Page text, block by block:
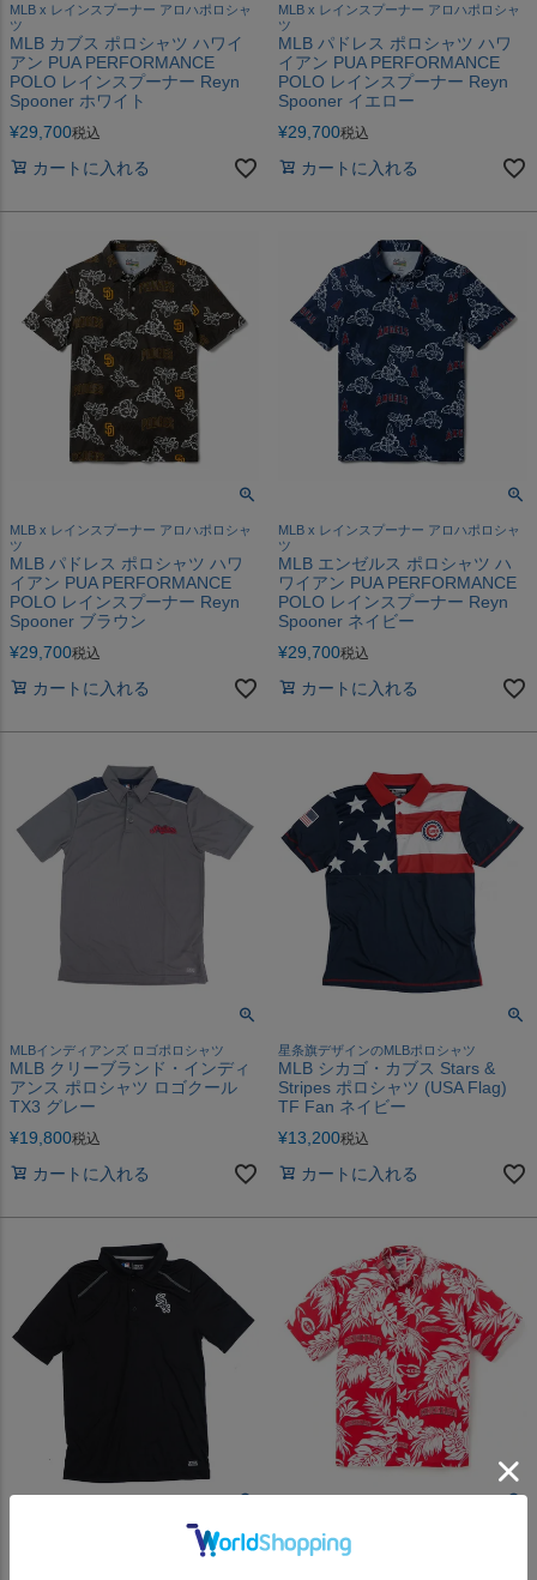
MLB x レインスプーナー アロハポロシャ
ツ
MLB カブス ポロシャツ ハワイ
アン PUA PERFORMANCE
POLO レインスプーナー Reyn
Spooner ホワイト
¥29,700税込
カートに入れる
MLB x レインスプーナー アロハポロシャ
ツ
MLB パドレス ポロシャツ ハワ
イアン PUA PERFORMANCE
POLO レインスプーナー Reyn
Spooner イエロー
¥29,700税込
カートに入れる
MLB x レインスプーナー アロハポロシャ
ツ
MLB パドレス ポロシャツ ハワ
イアン PUA PERFORMANCE
POLO レインスプーナー Reyn
Spooner ブラウン
¥29,700税込
カートに入れる
MLB x レインスプーナー アロハポロシャ
ツ
MLB エンゼルス ポロシャツ ハ
ワイアン PUA PERFORMANCE
POLO レインスプーナー Reyn
Spooner ネイビー
¥29,700税込
カートに入れる
MLBインディアンズ ロゴポロシャツ
MLB クリーブランド・インディ
アンス ポロシャツ ロゴクール
TX3 グレー
¥19,800税込
カートに入れる
星条旗デザインのMLBポロシャツ
MLB シカゴ・カブス Stars &
Stripes ポロシャツ (USA Flag)
TF Fan ネイビー
¥13,200税込
カートに入れる
爽やかな着心地のMLBチームロゴポロシ
今年の夏はこれで決まり！夏気分を盛り
上げるMLBアロハシャツ